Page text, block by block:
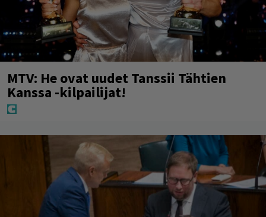
MTV: He ovat uudet Tanssii Tähtien
Kanssa -kilpailijat!